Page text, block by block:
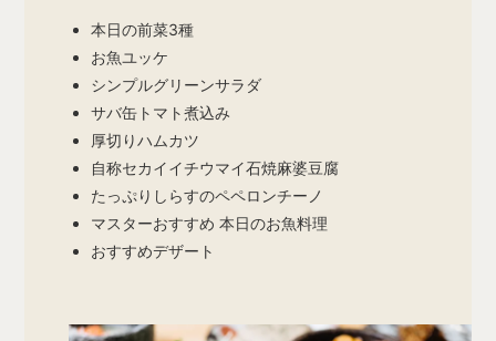
本日の前菜3種
お魚ユッケ
シンプルグリーンサラダ
サバ缶トマト煮込み
厚切りハムカツ
自称セカイイチウマイ石焼麻婆豆腐
たっぷりしらすのペペロンチーノ
マスターおすすめ 本日のお魚料理
おすすめデザート